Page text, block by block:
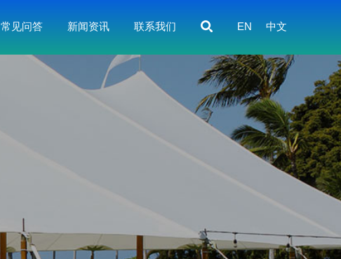
EN 中文
联系我们
新闻资讯
常见问答